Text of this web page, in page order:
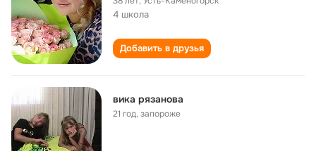
4 школа
Добавить в друзья
вика рязанова
21 год,запороже